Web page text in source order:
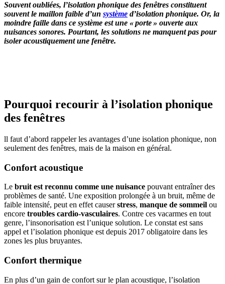
Souvent oubliées, l’isolation phonique des fenêtres constituent
souvent le maillon faible d’un système d’isolation phonique. Or, la
moindre faille dans ce système est une « porte » ouverte aux
nuisances sonores. Pourtant, les solutions ne manquent pas pour
isoler acoustiquement une fenêtre.
Pourquoi recourir à l’isolation phonique
des fenêtres
ll faut d’abord rappeler les avantages d’une isolation phonique, non
seulement des fenêtres, mais de la maison en général.
Confort acoustique
Le bruit est reconnu comme une nuisance pouvant entraîner des
problèmes de santé. Une exposition prolongée à un bruit, même de
faible intensité, peut en effet causerstress, manque de sommeil ou
encore troubles cardio-vasculaires. Contre ces vacarmes en tout
genre, l’insonorisation est l’unique solution. Le constat est sans
appel et l’isolation phonique est depuis 2017 obligatoire dans les
zones les plus bruyantes.
Confort thermique
En plus d’un gain de confort sur le plan acoustique, l’isolation